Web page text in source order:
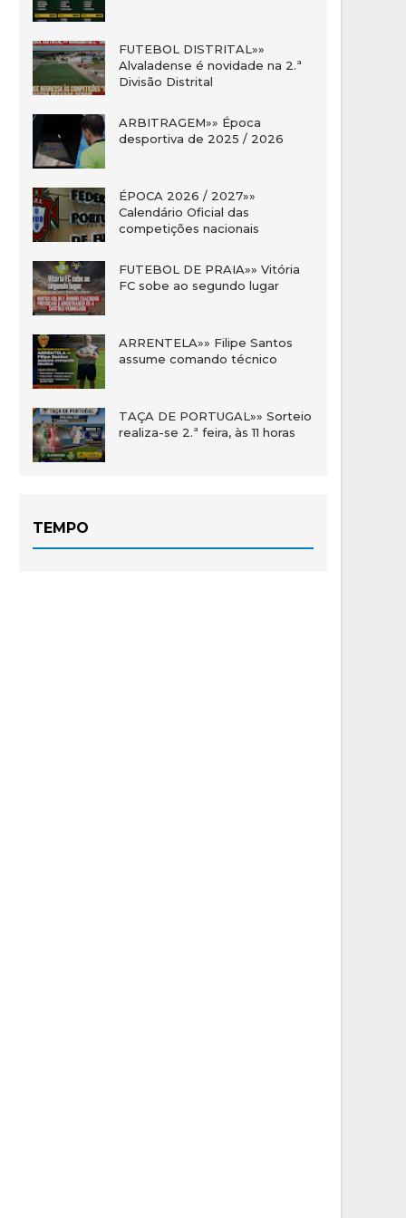
FUTEBOL DISTRITAL»»
Alvaladense é novidade na 2.ª
Divisão Distrital
ARBITRAGEM»» Época
desportiva de 2025 / 2026
ÉPOCA 2026 / 2027»»
Calendário Oficial das
competições nacionais
FUTEBOL DE PRAIA»» Vitória
FC sobe ao segundo lugar
ARRENTELA»» Filipe Santos
assume comando técnico
TAÇA DE PORTUGAL»» Sorteio
realiza-se 2.ª feira, às 11 horas
TEMPO